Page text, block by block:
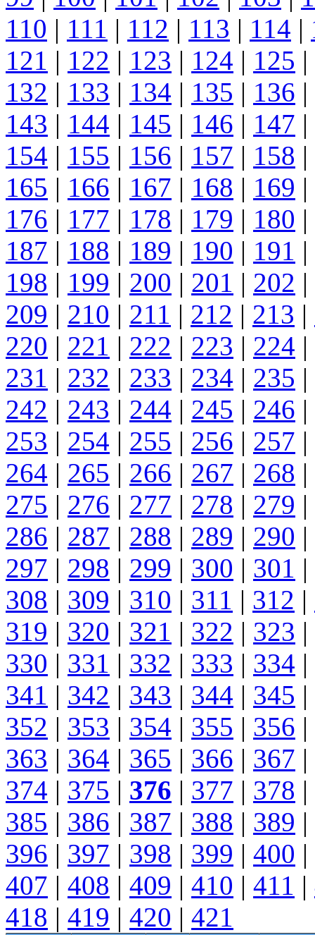
110 | 111 | 112 | 113 | 114 |
121 | 122 | 123 | 124 | 125 |
132 | 133 | 134 | 135 | 136 |
143 | 144 | 145 | 146 | 147 |
154 | 155 | 156 | 157 | 158 |
165 | 166 | 167 | 168 | 169 |
176 | 177 | 178 | 179 | 180 |
187 | 188 | 189 | 190 | 191 |
198 | 199 | 200 | 201 | 202 |
209 | 210 | 211 | 212 | 213 |
220 | 221 | 222 | 223 | 224 |
231 | 232 | 233 | 234 | 235 |
242 | 243 | 244 | 245 | 246 |
253 | 254 | 255 | 256 | 257 |
264 | 265 | 266 | 267 | 268 |
275 | 276 | 277 | 278 | 279 |
286 | 287 | 288 | 289 | 290 |
297 | 298 | 299 | 300 | 301 |
308 | 309 | 310 | 311 | 312 |
319 | 320 | 321 | 322 | 323 |
330 | 331 | 332 | 333 | 334 |
341 | 342 | 343 | 344 | 345 |
352 | 353 | 354 | 355 | 356 |
363 | 364 | 365 | 366 | 367 |
374 | 375 | 376 | 377 | 378 |
385 | 386 | 387 | 388 | 389 |
396 | 397 | 398 | 399 | 400 |
407 | 408 | 409 | 410 | 411 |
418 | 419 | 420 | 421